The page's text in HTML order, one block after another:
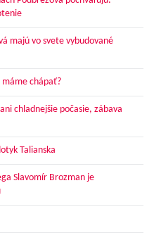
majú vo svete vybudované
máme chápať?
chladnejšie počasie, zábava
Talianska
Slavomír Brozman je